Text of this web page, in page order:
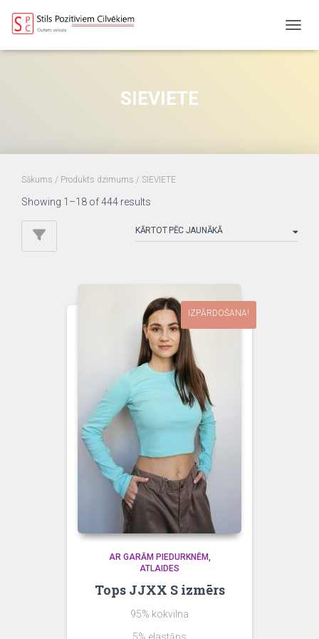
SIEVIETE
Sākums / Produkts dzimums / SIEVIETE
Showing 1–18 of 444 results
latest
IZPĀRDOŠANA!
AR GARĀM PIEDURKNĒM
ATLAIDES
Tops JJXX S izmērs
95% kokvilna